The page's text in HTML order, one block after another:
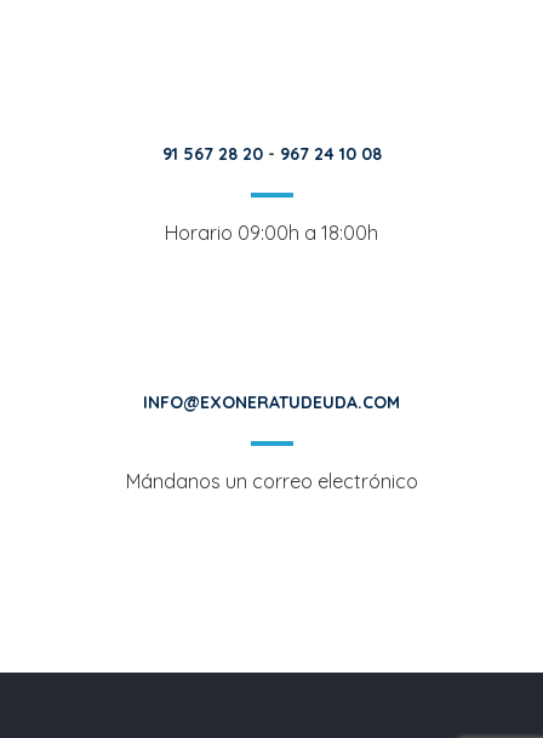
91 567 28 20- 967 24 10 08
Horario 09:00h a 18:00h
INFO@EXONERATUDEUDA.COM
Mándanos un correo electrónico